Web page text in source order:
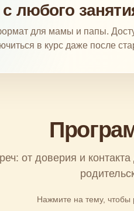
любого
для мамы и папы.
в курс даже после
от доверия и
Нажмите на тему, чтобы